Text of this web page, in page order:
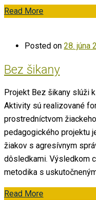
Read More
Posted on 28. júna
Bez šikany
Projekt Bez šikany slúži
Aktivity sú realizované
prostredníctvom
pedagogického projektu
žiakov s agresívnym
dôsledkami. Výsledkom
metodika s
Read More